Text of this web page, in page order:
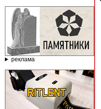
реклама